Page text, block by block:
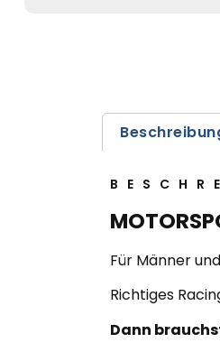
Für Männer
Richtiges
Dann